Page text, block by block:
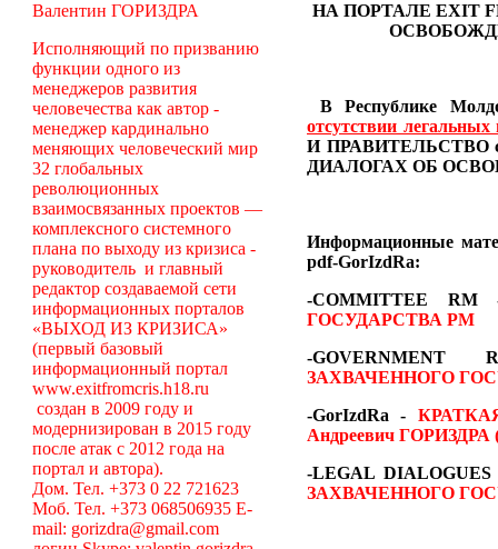
Валентин ГОРИЗДРА
Исполняющий по призванию
функции одного из
менеджеров развития
человечества как автор -
менеджер кардинально
меняющих человеческий мир
32 глобальных
революционных
взаимосвязанных проектов —
комплексного системного
плана по выходу из кризиса -
руководитель и главный
редактор создаваемой сети
информационных порталов
«ВЫХОД ИЗ КРИЗИСА»
(первый базовый
информационный портал
www.exitfromcris.h18.ru
создан в 2009 году и
модернизирован в 2015 году
после атак с 2012 года на
портал и автора).
Дом. Тел. +373 0 22 721623
Моб. Тел. +373 068506935 E-
mail: gorizdra@gmail.com
НА ПОРТАЛЕ EXIT
В Республике
отсутствии
И ПРАВИТЕЛЬСТВО
ДИАЛОГАХ ОБ
Информационные
pdf-GorIzdRa:
-COMMITTEE RM
ГОСУДАРСТВА РМ
-
ЗАХВАЧЕННОГО
-GorIzdRa -
Андреевич ГОРИЗДРА
-LEGAL
ЗАХВАЧЕННОГО